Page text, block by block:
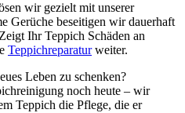
wir gezielt mit unserer
Gerüche beseitigen wir dauerhaft
Ihr Teppich Schäden an
Teppichreparaturweiter.
Leben zu schenken?
noch heute – wir
Teppich die Pflege, die er